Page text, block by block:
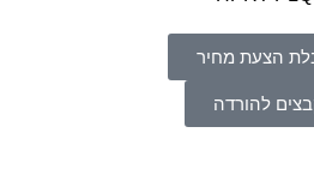
הצעת מחיר
להורדה